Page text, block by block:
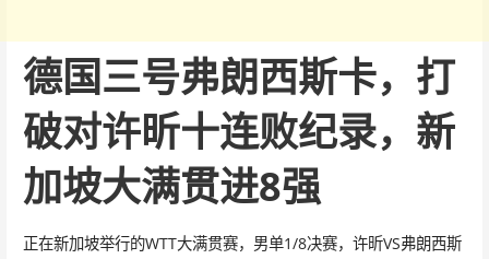
德国三号弗朗西斯卡，打
破对许昕十连败纪录，新
加坡大满贯进8强
正在新加坡举行的WTT大满贯赛，男单1/8决赛，许昕VS弗朗西斯